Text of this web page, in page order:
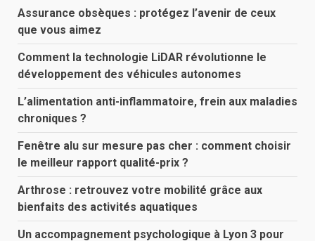
Assurance obsèques : protégez l’avenir de ceux
que vous aimez
Comment la technologie LiDAR révolutionne le
développement des véhicules autonomes
L’alimentation anti-inflammatoire, frein aux maladies
chroniques ?
Fenêtre alu sur mesure pas cher : comment choisir
le meilleur rapport qualité-prix ?
Arthrose : retrouvez votre mobilité grâce aux
bienfaits des activités aquatiques
Un accompagnement psychologique à Lyon 3 pour